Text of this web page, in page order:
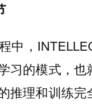
中，
习的模式，也
推理和训练完